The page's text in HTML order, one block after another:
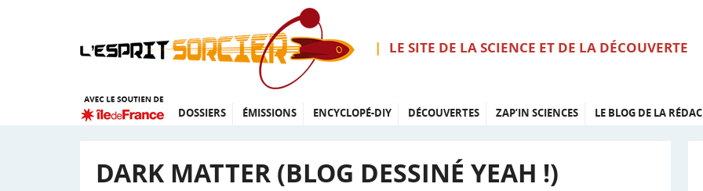
LE SITE DE LA SCIENCE ET DE LA DÉCOUVERTE
DOSSIERS ÉMISSIONS ENCYCLOPÉ-DIY DÉCOUVERTES ZAP’IN SCIENCES LE BLOG DE LA RÉDAC
DARK MATTER (BLOG DESSINÉ YEAH !)